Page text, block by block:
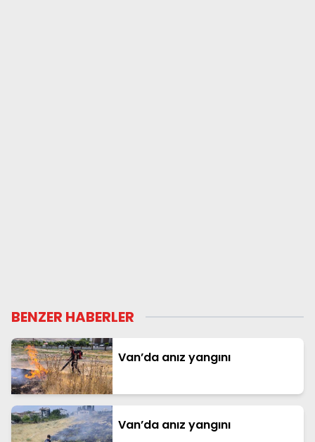
BENZER HABERLER
Van’da anız yangını
Van’da anız yangını